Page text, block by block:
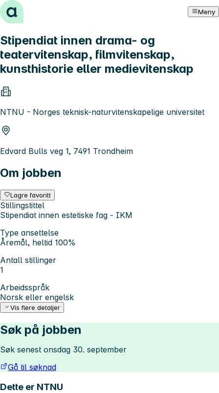
Hopp til innhold Meny
Stipendiat innen drama- og
teatervitenskap, filmvitenskap,
kunsthistorie eller medievitenskap
NTNU - Norges teknisk-naturvitenskapelige universitet
Edvard Bulls veg 1, 7491 Trondheim
Om jobben
Lagre favoritt
Stillingstittel
Stipendiat innen estetiske fag - IKM
Type ansettelse
Åremål, heltid 100%
Antall stillinger
1
Arbeidsspråk
Norsk eller engelsk
Vis flere detaljer
Søk på jobben
Søk senest onsdag 30. september
Gå til søknad
Dette er NTNU